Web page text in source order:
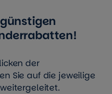
der
Sie auf die jeweilige